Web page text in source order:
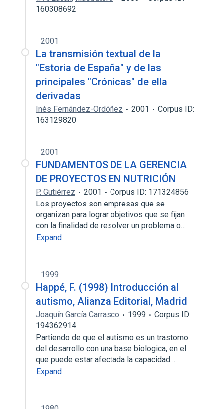
160308692
2001
La transmisión textual de la
"Estoria de España" y de las
principales "Crónicas" de ella
derivadas
Inés Fernández-Ordóñez 2001
Corpus ID:
163129820
2001
FUNDAMENTOS DE LA GERENCIA
DE PROYECTOS EN NUTRICIÓN
P. Gutiérrez 2001
Corpus ID: 171324856
Los proyectos son empresas que se
organizan para lograr objetivos que se fijan
con la finalidad de resolver un problema o…
Expand
1999
Happé, F. (1998) Introducción al
autismo, Alianza Editorial, Madrid
Joaquín García Carrasco 1999
Corpus ID:
194362914
Partiendo de que el autismo es un trastorno
del desarrollo con una base biologica, en el
que puede estar afectada la capacidad…
Expand